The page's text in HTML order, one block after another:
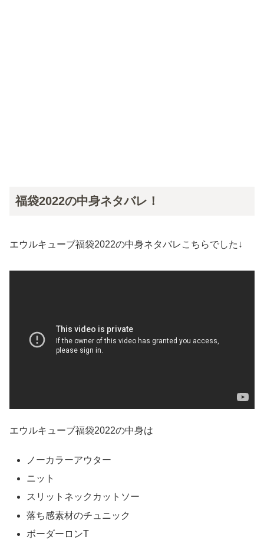
福袋2022の中身ネタバレ！
エウルキューブ福袋2022の中身ネタバレこちらでした↓
エウルキューブ福袋2022の中身は
ノーカラーアウター
ニット
スリットネックカットソー
落ち感素材のチュニック
ボーダーロンT